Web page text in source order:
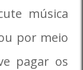
música
por meio
pagar os